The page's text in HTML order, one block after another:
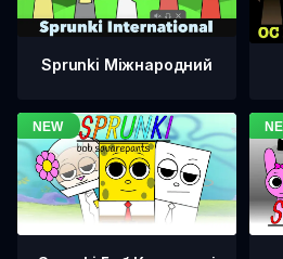
Sprunki Міжнародний